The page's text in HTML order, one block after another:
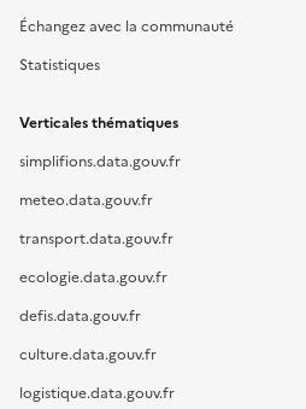
Échangez avec la communauté
Statistiques
Verticales thématiques
simplifions.data.gouv.fr
meteo.data.gouv.fr
transport.data.gouv.fr
ecologie.data.gouv.fr
defis.data.gouv.fr
culture.data.gouv.fr
logistique.data.gouv.fr